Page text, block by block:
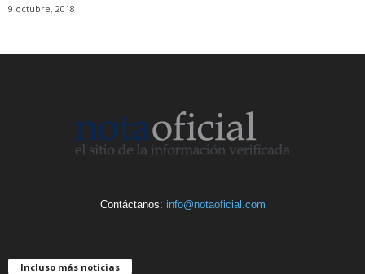
9 octubre, 2018
Contáctanos: info@notaoficial.com
Incluso más noticias